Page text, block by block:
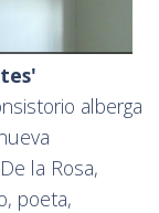
alberga
la Rosa,
poeta,